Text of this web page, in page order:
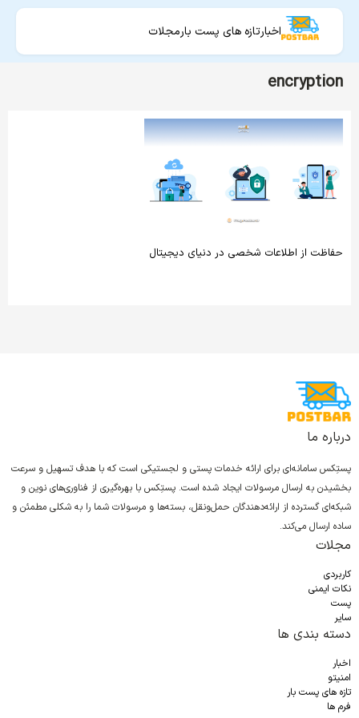
اخبارتازه های پست بارمجلات
encryption
حفاظت از اطلاعات شخصی در دنیای دیجیتال
درباره ما
پستِکس سامانه‌ای برای ارائه خدمات پستی و لجستیکی است که با هدف تسهیل و سرعت
بخشیدن به ارسال مرسولات ایجاد شده است. پستِکس با بهره‌گیری از فناوری‌های نوین و
شبکه‌ای گسترده از ارائه‌دهندگان حمل‌ونقل، بسته‌ها و مرسولات شما را به شکلی مطمئن و
ساده ارسال می‌کند.
مجلات
کاربردی
نکات ایمنی
پست
سایر
دسته بندی ها
اخبار
امنیتو
تازه های پست بار
فرم ها